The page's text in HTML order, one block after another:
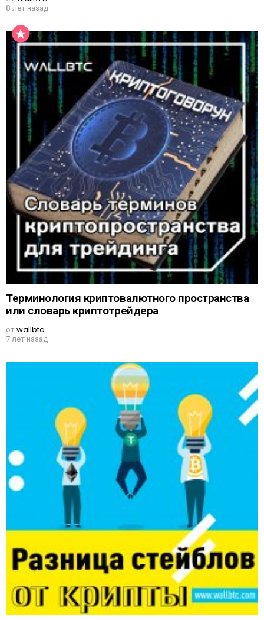
8 лет назад
Терминология криптовалютного пространства
или словарь криптотрейдера
отwallbtc
7 лет назад